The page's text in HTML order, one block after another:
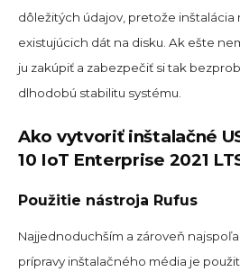
dôležitých údajov, pretože inštalácia
existujúcich dát na disku. Ak ešte
ju zakúpiť a zabezpečiť si tak
dlhodobú stabilitu systému.
Ako vytvoriť inštalačné
10 IoT Enterprise 2021
Použitie nástroja Rufus
Najjednoduchším a zároveň
prípravy inštalačného média je